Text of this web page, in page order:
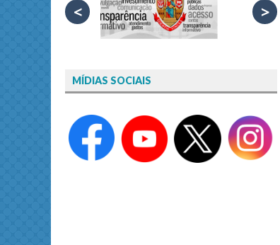
< >
MÍDIAS SOCIAIS